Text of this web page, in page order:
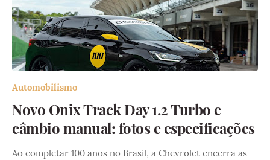
Automobilismo
Novo Onix Track Day 1.2 Turbo e
câmbio manual: fotos e especificações
Ao completar 100 anos no Brasil, a Chevrolet encerra as